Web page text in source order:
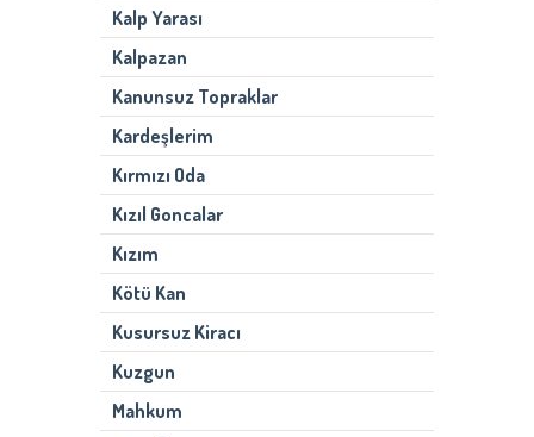
Kalp Yarası
Kalpazan
Kanunsuz Topraklar
Kardeşlerim
Kırmızı Oda
Kızıl Goncalar
Kızım
Kötü Kan
Kusursuz Kiracı
Kuzgun
Mahkum